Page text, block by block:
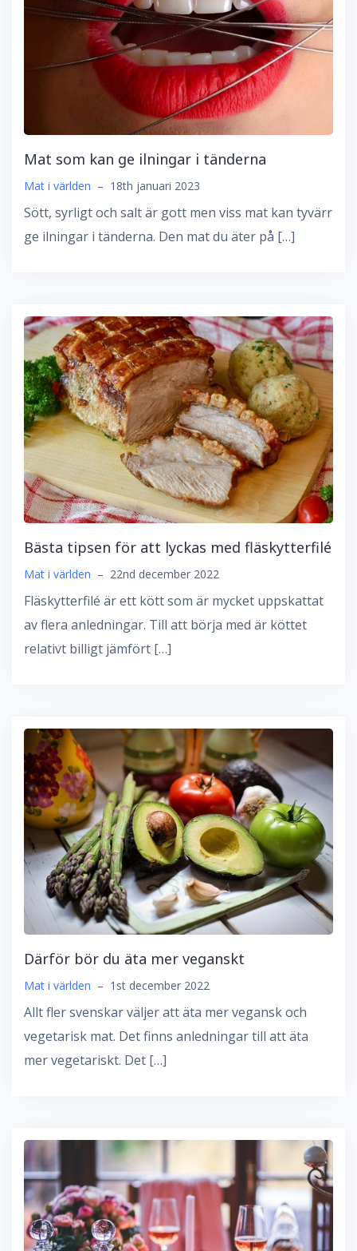
Mat som kan ge ilningar i tänderna
Mat i världen – 18th januari 2023
Sött, syrligt och salt är gott men viss mat kan tyvärr
ge ilningar i tänderna. Den mat du äter på […]
Bästa tipsen för att lyckas med fläskytterfilé
Mat i världen – 22nd december 2022
Fläskytterfilé är ett kött som är mycket uppskattat
av flera anledningar. Till att börja med är köttet
relativt billigt jämfört […]
Därför bör du äta mer veganskt
Mat i världen – 1st december 2022
Allt fler svenskar väljer att äta mer vegansk och
vegetarisk mat. Det finns anledningar till att äta
mer vegetariskt. Det […]